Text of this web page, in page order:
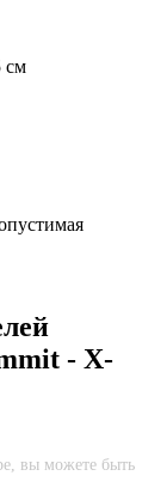
см
- X-
вы можете быть